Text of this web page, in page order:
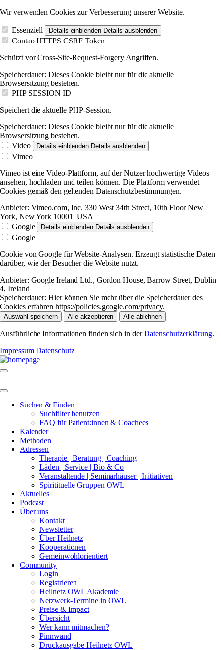
Wir verwenden Cookies zur Verbesserung unserer Website.
Essenziell Details einblenden Details ausblenden
Contao HTTPS CSRF Token
Schützt vor Cross-Site-Request-Forgery Angriffen.
Speicherdauer: Dieses Cookie bleibt nur für die aktuelle
Browsersitzung bestehen.
PHP SESSION ID
Speichert die aktuelle PHP-Session.
Speicherdauer: Dieses Cookie bleibt nur für die aktuelle
Browsersitzung bestehen.
Video
Details einblenden Details ausblenden
Vimeo
Vimeo ist eine Video-Plattform, auf der Nutzer hochwertige Videos
ansehen, hochladen und teilen können. Die Plattform verwendet
Cookies gemäß den geltenden Datenschutzbestimmungen.
Anbieter: Vimeo.com, Inc. 330 West 34th Street, 10th Floor New
York, New York 10001, USA
Google
Details einblenden Details ausblenden
Google
Cookie von Google für Website-Analysen. Erzeugt statistische Daten
darüber, wie der Besucher die Website nutzt.
Anbieter: Google Ireland Ltd., Gordon House, Barrow Street, Dublin
4, Ireland
Speicherdauer: Hier können Sie mehr über die Speicherdauer des
Cookies erfahren https://policies.google.com/privacy.
Auswahl speichern Alle akzeptieren Alle ablehnen
Ausführliche Informationen finden sich in derDatenschutzerklärung.
Impressum Datenschutz
Suchen & Finden
Suchfilter benutzen
FAQ für Patient:innen & Coachees
Kalender
Methoden
Adressen
Therapie | Beratung | Coaching
Läden | Service | Bio & Co
Veranstaltende | Seminarhäuser | Initiativen
Spiritituelle Gruppen OWL
Aktuelles
Podcast
Über uns
Kontakt
Newsletter
Über Heilnetz
Kooperationen
Gemeinwohlorientiert
Community
Login
Registrieren
Heilnetz OWL Akademie
Netzwerk-Termine in OWL
Preise & Impact
Übersicht
Wer kann mitmachen?
Pinnwand
Druckausgabe Heilnetz OWL